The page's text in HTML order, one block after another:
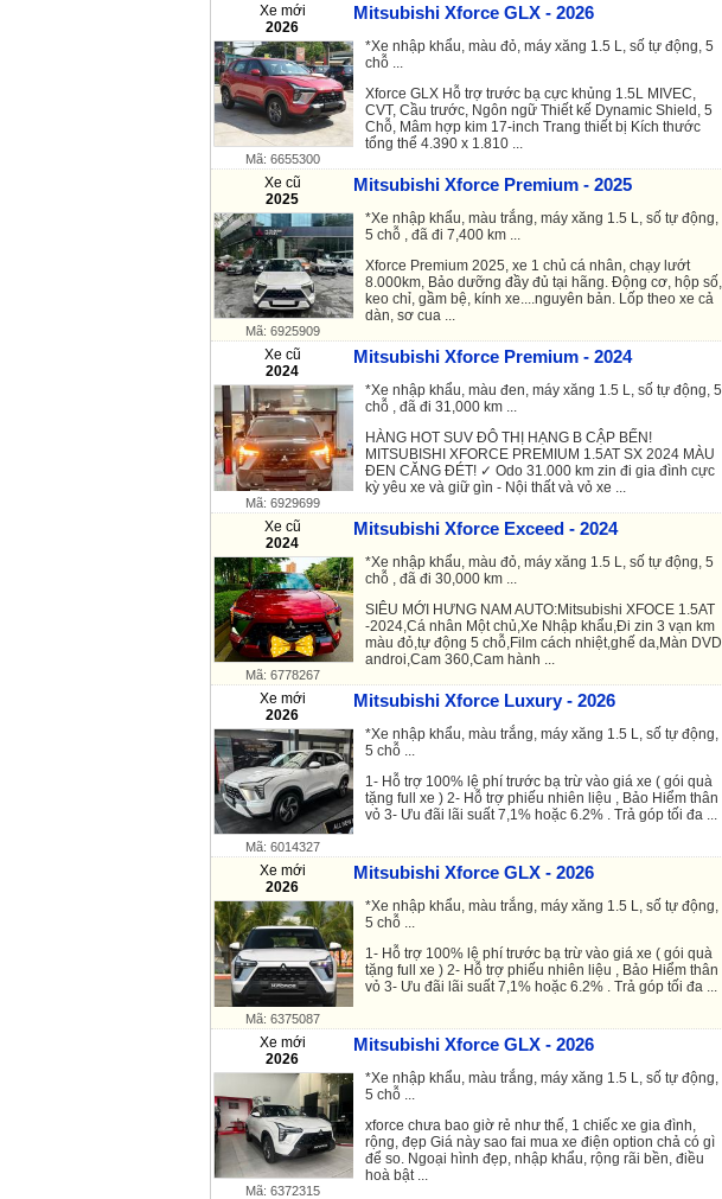
Xe mới
2026
Mitsubishi Xforce GLX - 2026
Mã: 6655300
*Xe nhập khẩu, màu đỏ, máy xăng 1.5 L, số tự động, 5
chỗ ...
Xforce GLX Hỗ trợ trước bạ cực khủng 1.5L MIVEC,
CVT, Cầu trước, Ngôn ngữ Thiết kế Dynamic Shield, 5
Chỗ, Mâm hợp kim 17-inch Trang thiết bị Kích thước
tổng thể 4.390 x 1.810 ...
Xe cũ
2025
Mitsubishi Xforce Premium - 2025
Mã: 6925909
*Xe nhập khẩu, màu trắng, máy xăng 1.5 L, số tự động,
5 chỗ , đã đi 7,400 km ...
Xforce Premium 2025, xe 1 chủ cá nhân, chạy lướt
8.000km, Bảo dưỡng đầy đủ tại hãng. Động cơ, hộp số,
keo chỉ, gầm bệ, kính xe....nguyên bản. Lốp theo xe cả
dàn, sơ cua ...
Xe cũ
2024
Mitsubishi Xforce Premium - 2024
Mã: 6929699
*Xe nhập khẩu, màu đen, máy xăng 1.5 L, số tự động, 5
chỗ , đã đi 31,000 km ...
HÀNG HOT SUV ĐÔ THỊ HẠNG B CẬP BẾN!
MITSUBISHI XFORCE PREMIUM 1.5AT SX 2024 MÀU
ĐEN CĂNG ĐÉT! ✓ Odo 31.000 km zin đi gia đình cực
kỳ yêu xe và giữ gìn - Nội thất và vỏ xe ...
Xe cũ
2024
Mitsubishi Xforce Exceed - 2024
Mã: 6778267
*Xe nhập khẩu, màu đỏ, máy xăng 1.5 L, số tự động, 5
chỗ , đã đi 30,000 km ...
SIÊU MỚI HƯNG NAM AUTO:Mitsubishi XFOCE 1.5AT
-2024,Cá nhân Một chủ,Xe Nhập khẩu,Đi zin 3 vạn km
màu đỏ,tự động 5 chỗ,Film cách nhiệt,ghế da,Màn DVD
androi,Cam 360,Cam hành ...
Xe mới
2026
Mitsubishi Xforce Luxury - 2026
Mã: 6014327
*Xe nhập khẩu, màu trắng, máy xăng 1.5 L, số tự động,
5 chỗ ...
1- Hỗ trợ 100% lệ phí trước bạ trừ vào giá xe ( gói quà
tặng full xe ) 2- Hỗ trợ phiếu nhiên liệu , Bảo Hiểm thân
vỏ 3- Ưu đãi lãi suất 7,1% hoặc 6.2% . Trả góp tối đa ...
Xe mới
2026
Mitsubishi Xforce GLX - 2026
Mã: 6375087
*Xe nhập khẩu, màu trắng, máy xăng 1.5 L, số tự động,
5 chỗ ...
1- Hỗ trợ 100% lệ phí trước bạ trừ vào giá xe ( gói quà
tặng full xe ) 2- Hỗ trợ phiếu nhiên liệu , Bảo Hiểm thân
vỏ 3- Ưu đãi lãi suất 7,1% hoặc 6.2% . Trả góp tối đa ...
Xe mới
2026
Mitsubishi Xforce GLX - 2026
Mã: 6372315
*Xe nhập khẩu, màu trắng, máy xăng 1.5 L, số tự động,
5 chỗ ...
xforce chưa bao giờ rẻ như thế, 1 chiếc xe gia đình,
rộng, đẹp Giá này sao fai mua xe điện option chả có gì
để so. Ngoại hình đẹp, nhập khẩu, rộng rãi bền, điều
hoà bật ...